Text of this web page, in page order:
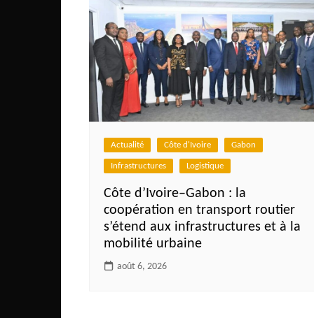
Actualité Côte d'Ivoire Gabon
Infrastructures Logistique
Côte d’Ivoire–Gabon : la
coopération en transport routier
s’étend aux infrastructures et à la
mobilité urbaine
août 6, 2026